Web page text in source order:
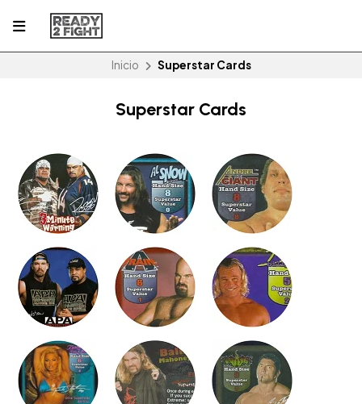
Inicio Superstar Cards
Superstar Cards